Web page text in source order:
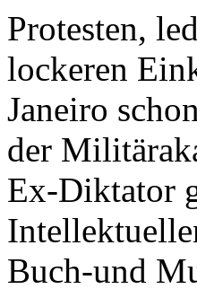
Protesten,
lockeren
Janeiro
der
Ex-Diktator
Buch-und